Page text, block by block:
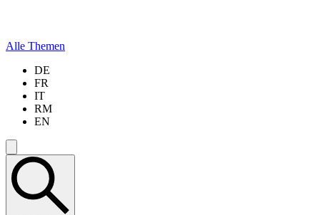
Alle Themen
DE
FR
IT
RM
EN